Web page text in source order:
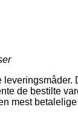
de bestilte
mest